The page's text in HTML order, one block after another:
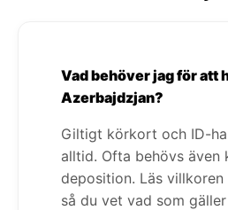
Vad behöver jag för att
Azerbajdzjan?
Giltigt körkort och ID-
alltid. Ofta behövs
deposition. Läs
så du vet vad som